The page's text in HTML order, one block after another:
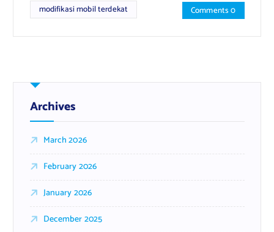
modifikasi mobil terdekat Comments 0
Archives
March 2026
February 2026
January 2026
December 2025